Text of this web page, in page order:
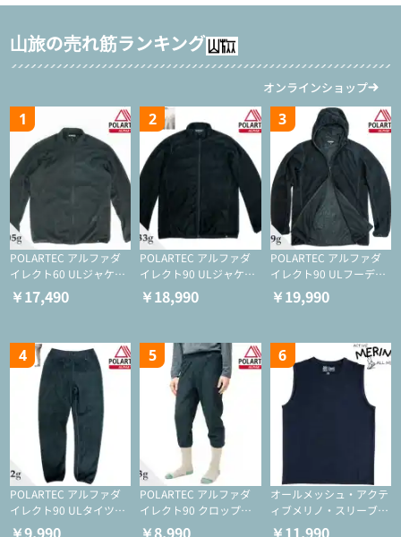
どを徹底紹介！1泊2日、2泊3日
用のリスト付き
ラン別、シーンで選ぶ失敗しな
山旅の売れ筋ランキング
オンラインショップ
1
POLARTEC アルファダ
イレクト60 ULジャケッ
ト（登山/ミドルレイヤ
ー/化繊ジャケット）
￥17,490
2
POLARTEC アルファダ
イレクト90 ULジャケッ
ト（アクティブインサレ
ーション/ミドルレイヤ
￥18,990
3
POLARTEC アルファダ
イレクト90 ULフーディ
（アクティブインサレー
ション/ミドルレイヤー/
￥19,990
4
POLARTEC アルファダ
イレクト90 ULタイツ
（アクティブインサレー
￥9,990
5
POLARTEC アルファダ
イレクト90 クロップド
ULタイツ（アクティブ
￥8,990
6
オールメッシュ・アクテ
ィブメリノ・スリーブレ
ス
￥11,990